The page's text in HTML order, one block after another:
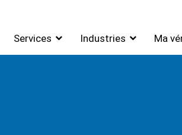
Services Industries Ma